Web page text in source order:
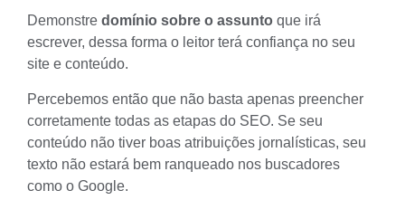
Demonstre domínio sobre o assunto que irá
escrever, dessa forma o leitor terá confiança no seu
site e conteúdo.
Percebemos então que não basta apenas preencher
corretamente todas as etapas do SEO. Se seu
conteúdo não tiver boas atribuições jornalísticas, seu
texto não estará bem ranqueado nos buscadores
como o Google.